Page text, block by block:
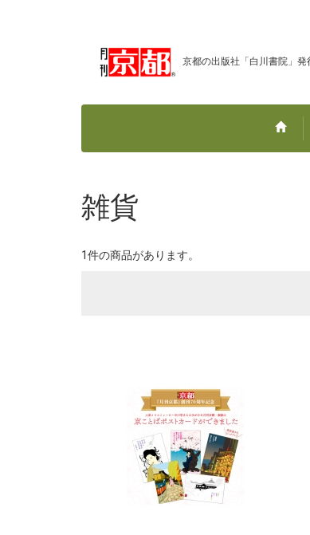
京都の出版社「白川書院」発
雑貨
1件の商品があります。